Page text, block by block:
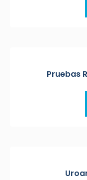
Pruebas